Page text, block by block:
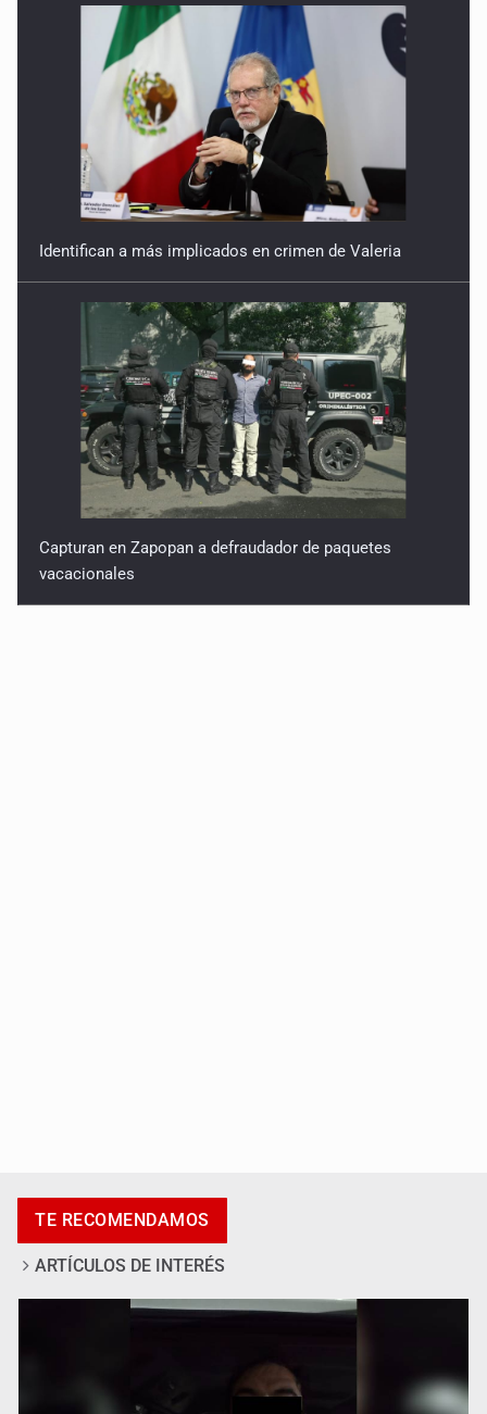
Identifican a más implicados en crimen de Valeria
Capturan en Zapopan a defraudador de paquetes
vacacionales
TE RECOMENDAMOS
ARTÍCULOS DE INTERÉS